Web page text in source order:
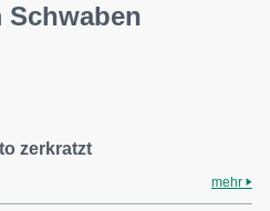
zerkratzt
mehr